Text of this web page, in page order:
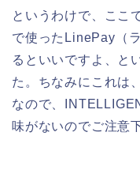
というわけで、ここ
で使ったLinePay（
るといいですよ、と
た。ちなみにこれは
なので、
味がないのでご注意